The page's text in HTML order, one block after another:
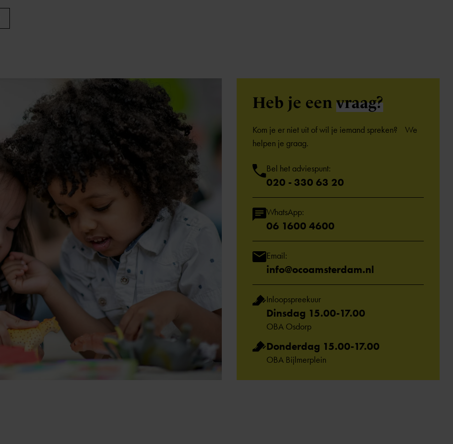
Heb je een vraag?
Kom je er niet uit of wil je iemand spreken? We
helpen je graag.
Bel het adviespunt:
020 - 330 63 20
WhatsApp:
06 1600 4600
Email:
info@ocoamsterdam.nl
Inloopspreekuur
Dinsdag 15.00-17.00
OBA Osdorp
Donderdag 15.00-17.00
OBA Bijlmerplein